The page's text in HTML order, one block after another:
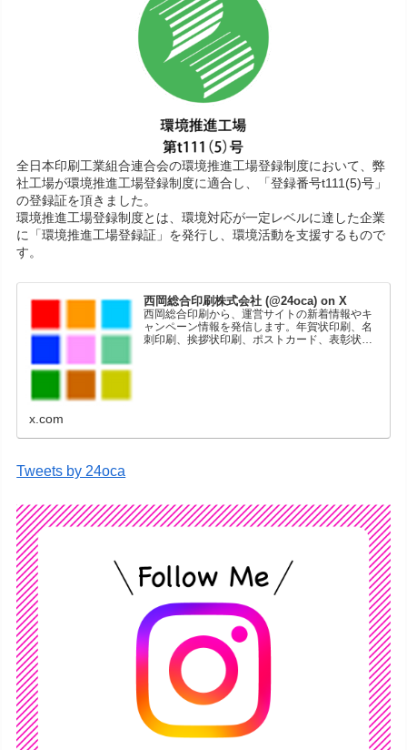
全日本印刷工業組合連合会の環境推進工場登録制度において、弊
社工場が環境推進工場登録制度に適合し、「登録番号t111(5)号」
の登録証を頂きました。
環境推進工場登録制度とは、環境対応が一定レベルに達した企業
に「環境推進工場登録証」を発行し、環境活動を支援するもので
す。
西岡総合印刷株式会社 (@24oca) on X
西岡総合印刷から、運営サイトの新着情報やキ
ャンペーン情報を発信します。年賀状印刷、名
刺印刷、挨拶状印刷、ポストカード、表彰状印
x.com
Tweets by 24oca